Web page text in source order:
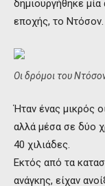
δημιουργήθηκε
εποχής, το Ντόσον.
Οι δρόμοι του
Ήταν ένας μικρός
αλλά μέσα σε δύο
40 χιλιάδες.
Εκτός από τα
ανάγκης, είχαν